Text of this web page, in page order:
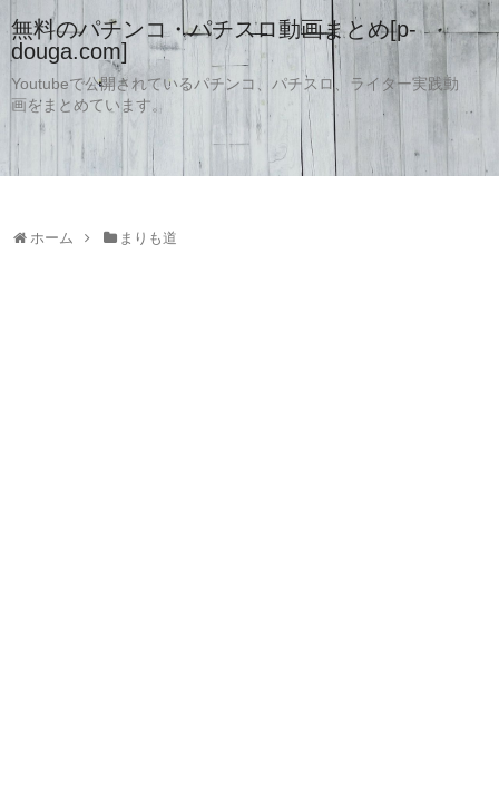
無料のパチンコ・パチスロ動画まとめ[p-
douga.com]
Youtubeで公開されているパチンコ、パチスロ、ライター実践動
画をまとめています。
ホーム まりも道